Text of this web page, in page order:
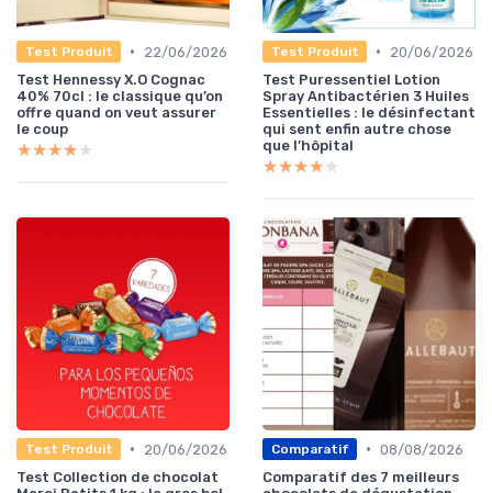
Test Produit •
22/06/2026
Test Hennessy X.O Cognac
40% 70cl : le classique qu’on
offre quand on veut assurer
le coup
★★★★★
★★★★★
Test Produit •
20/06/2026
Test Puressentiel Lotion
Spray Antibactérien 3 Huiles
Essentielles : le désinfectant
qui sent enfin autre chose
que l’hôpital
★★★★★
★★★★★
Test Produit •
20/06/2026
Test Collection de chocolat
Comparatif • 08/08/2026
Comparatif des 7 meilleurs